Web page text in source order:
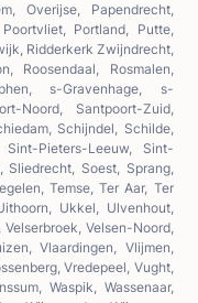
Overijse, Papendrecht,
Portland, Putte,
Ridderkerk Zwijndrecht,
Roosendaal, Rosmalen,
s-Gravenhage, s-
Noord, Santpoort-Zuid,
Schijndel, Schilde,
Pieters-Leeuw, Sint-
Sliedrecht, Soest, Sprang,
Temse, Ter Aar, Ter
Ukkel, Ulvenhout,
Velsen-Noord,
Vlaardingen, Vlijmen,
Vredepeel, Vught,
Waspik, Wassenaar,